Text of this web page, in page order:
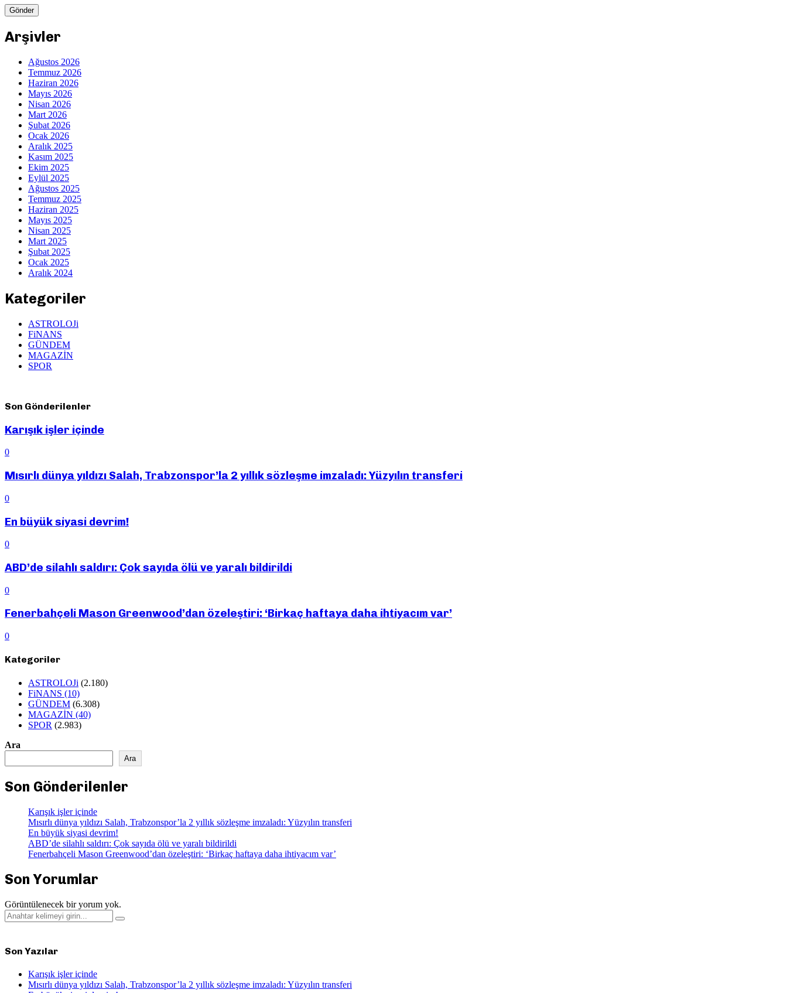
Arşivler
Ağustos 2026
Temmuz 2026
Haziran 2026
Mayıs 2026
Nisan 2026
Mart 2026
Şubat 2026
Ocak 2026
Aralık 2025
Kasım 2025
Ekim 2025
Eylül 2025
Ağustos 2025
Temmuz 2025
Haziran 2025
Mayıs 2025
Nisan 2025
Mart 2025
Şubat 2025
Ocak 2025
Aralık 2024
Kategoriler
ASTROLOJi
FiNANS
GÜNDEM
MAGAZİN
SPOR
Son Gönderilenler
Karışık işler içinde
0
Mısırlı dünya yıldızı Salah, Trabzonspor’la 2 yıllık sözleşme imzaladı: Yüzyılın transferi
0
En büyük siyasi devrim!
0
ABD’de silahlı saldırı: Çok sayıda ölü ve yaralı bildirildi
0
Fenerbahçeli Mason Greenwood’dan özeleştiri: ‘Birkaç haftaya daha ihtiyacım var’
0
Kategoriler
ASTROLOJi (2.180)
FiNANS (10)
GÜNDEM (6.308)
MAGAZİN (40)
SPOR (2.983)
Ara
Ara
Son Gönderilenler
Karışık işler içinde
Mısırlı dünya yıldızı Salah, Trabzonspor’la 2 yıllık sözleşme imzaladı: Yüzyılın transferi
En büyük siyasi devrim!
ABD’de silahlı saldırı: Çok sayıda ölü ve yaralı bildirildi
Fenerbahçeli Mason Greenwood’dan özeleştiri: ‘Birkaç haftaya daha ihtiyacım var’
Son Yorumlar
Görüntülenecek bir yorum yok.
Search
for:
Search
Son Yazılar
Karışık işler içinde
Mısırlı dünya yıldızı Salah, Trabzonspor’la 2 yıllık sözleşme imzaladı: Yüzyılın transferi